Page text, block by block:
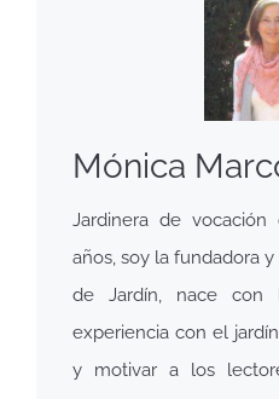
Mónica
Jardinera de
años, soy la fundadora
de Jardín, nace
experiencia con el
y motivar a los